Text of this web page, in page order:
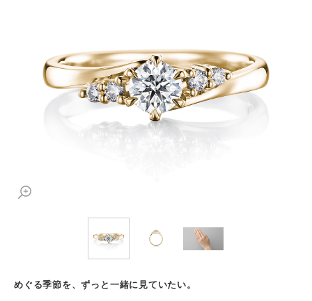
めぐる季節を、ずっと一緒に見ていたい。